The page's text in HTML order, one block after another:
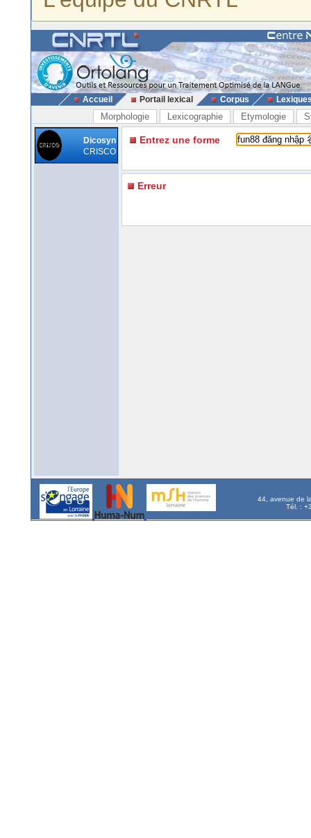
Accueil Portail lexical Corpus
Morphologie Lexicographie Etymologie
Dicosyn
CRISCO
Entrez une forme
Erreur
44, avenue de
Tél. :